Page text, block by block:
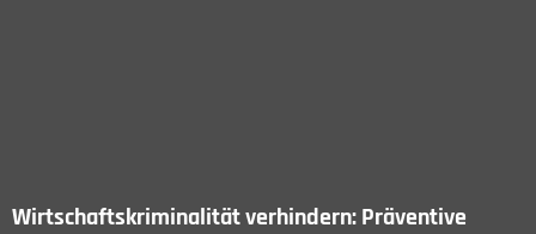
Wirtschaftskriminalität verhindern: Präventive